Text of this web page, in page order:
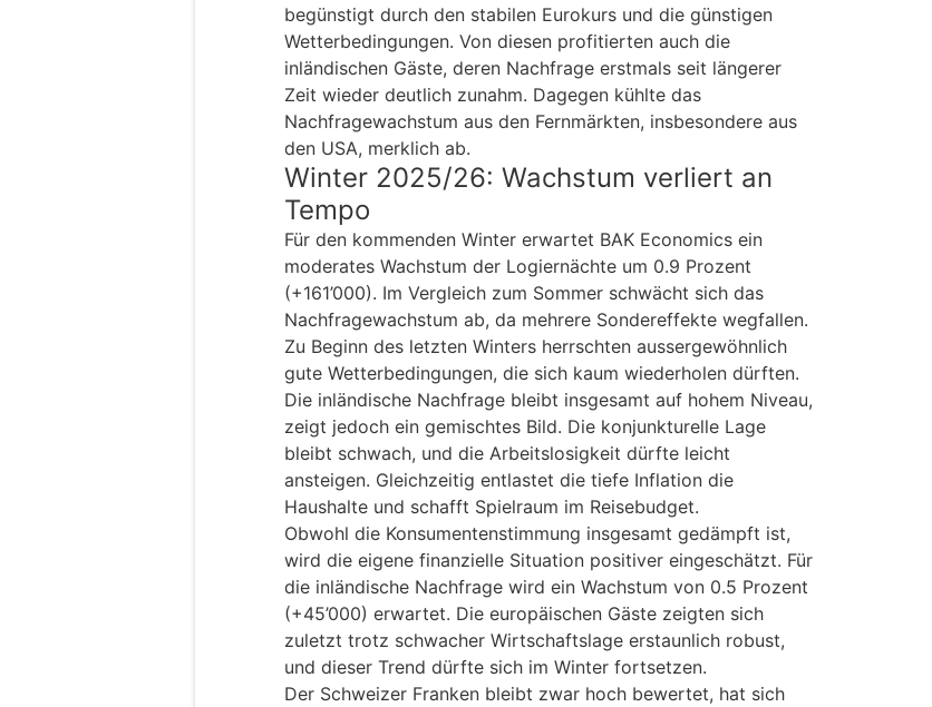
begünstigt durch den stabilen Eurokurs und die günstigen
Wetterbedingungen. Von diesen profitierten auch die
inländischen Gäste, deren Nachfrage erstmals seit längerer
Zeit wieder deutlich zunahm. Dagegen kühlte das
Nachfragewachstum aus den Fernmärkten, insbesondere aus
den USA, merklich ab.
Winter 2025/26: Wachstum verliert an
Tempo
Für den kommenden Winter erwartet BAK Economics ein
moderates Wachstum der Logiernächte um 0.9 Prozent
(+161’000). Im Vergleich zum Sommer schwächt sich das
Nachfragewachstum ab, da mehrere Sondereffekte wegfallen.
Zu Beginn des letzten Winters herrschten aussergewöhnlich
gute Wetterbedingungen, die sich kaum wiederholen dürften.
Die inländische Nachfrage bleibt insgesamt auf hohem Niveau,
zeigt jedoch ein gemischtes Bild. Die konjunkturelle Lage
bleibt schwach, und die Arbeitslosigkeit dürfte leicht
ansteigen. Gleichzeitig entlastet die tiefe Inflation die
Haushalte und schafft Spielraum im Reisebudget.
Obwohl die Konsumentenstimmung insgesamt gedämpft ist,
wird die eigene finanzielle Situation positiver eingeschätzt. Für
die inländische Nachfrage wird ein Wachstum von 0.5 Prozent
(+45’000) erwartet. Die europäischen Gäste zeigten sich
zuletzt trotz schwacher Wirtschaftslage erstaunlich robust,
und dieser Trend dürfte sich im Winter fortsetzen.
Der Schweizer Franken bleibt zwar hoch bewertet, hat sich